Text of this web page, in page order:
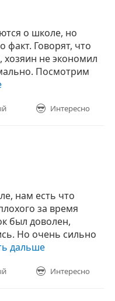
о школе, но
факт. Говорят, что
не экономил
Посмотрим
Интересно
нам есть что
за время
был доволен,
Но очень сильно
дальше
Интересно